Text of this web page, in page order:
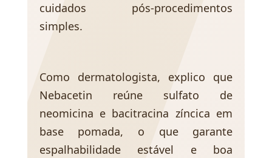
cuidados pós-procedimentos
simples.
Como dermatologista, explico que
Nebacetin reúne sulfato de
neomicina e bacitracina zíncica em
base pomada, o que garante
espalhabilidade estável e boa